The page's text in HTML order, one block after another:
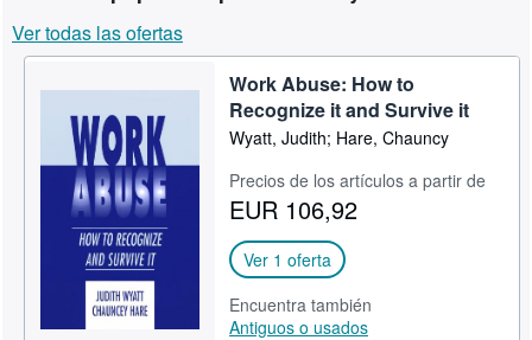
Libros antiguos
Arte y coleccionismo
Vendedores
Comenzar a vender
CERRAR
Ver todas las ofertas
Work Abuse: How to
Recognize it and Survive it
Wyatt, Judith; Hare, Chauncy
Precios de los artículos a partir de
EUR 106,92
Ver 1 oferta
Encuentra también
Antiguos o usados